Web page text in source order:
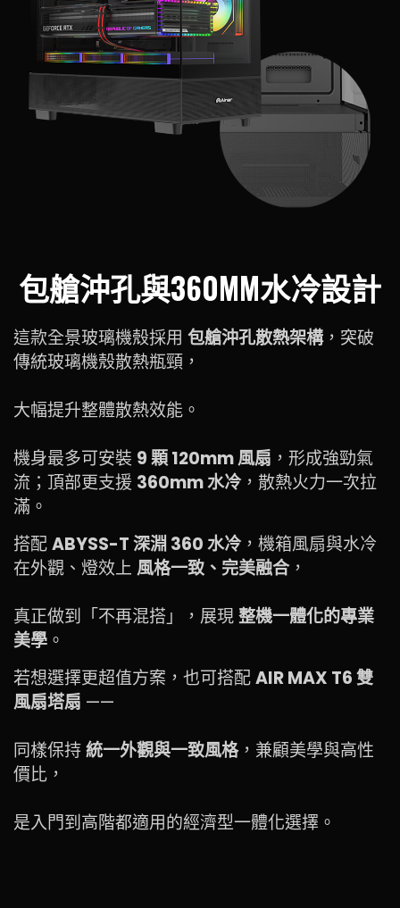
包艙沖孔與360MM水冷設計
這款全景玻璃機殼採用 包艙沖孔散熱架構，突破
傳統玻璃機殼散熱瓶頸，
大幅提升整體散熱效能。
機身最多可安裝 9 顆 120mm 風扇 ，形成強勁氣
流；頂部更支援 360mm 水冷，散熱火力一次拉
滿。
搭配ABYSS-T 深淵 360 水冷，機箱風扇與水冷
在外觀、燈效上 風格一致、完美融合 ，
真正做到「不再混搭」，展現整機一體化的專業
美學 。
若想選擇更超值方案，也可搭配AIR MAX T6 雙
風扇塔扇 ——
同樣保持統一外觀與一致風格，兼顧美學與高性
價比，
是入門到高階都適用的經濟型一體化選擇。